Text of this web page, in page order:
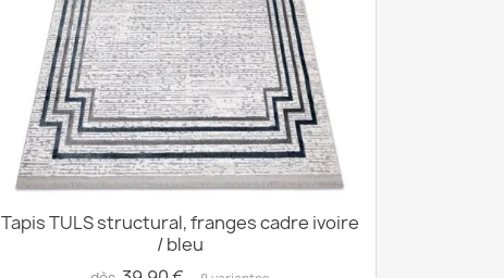
Tapis TULS structural, franges cadre ivoire
/ bleu